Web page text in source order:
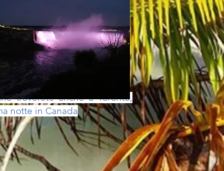
troverete anche a Toronto,
notte in Canada